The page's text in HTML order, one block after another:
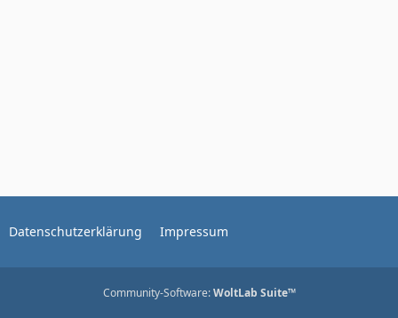
Datenschutzerklärung Impressum
Community-Software:WoltLab Suite™